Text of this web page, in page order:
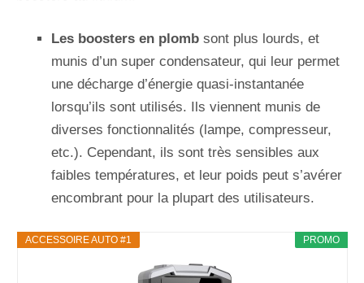
Les boosters en plombsont plus lourds, et
munis d’un super condensateur, qui leur permet
une décharge d’énergie quasi-instantanée
lorsqu’ils sont utilisés. Ils viennent munis de
diverses fonctionnalités (lampe, compresseur,
etc.). Cependant, ils sont très sensibles aux
faibles températures, et leur poids peut s’avérer
encombrant pour la plupart des utilisateurs.
PROMO
ACCESSOIRE AUTO #1